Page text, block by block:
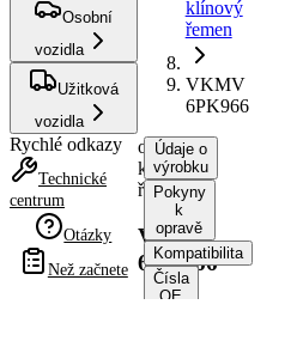
Osobní
vozidla
Užitková
vozidla
Rychlé odkazy
Technické
centrum
Otázky
Než začnete
klínový
řemen
VKMV
6PK966
ozubený
klínový
řemen
VKMV
6PK966
Údaje o
výrobku
Pokyny
k
opravě
Kompatibilita
Čísla
OE